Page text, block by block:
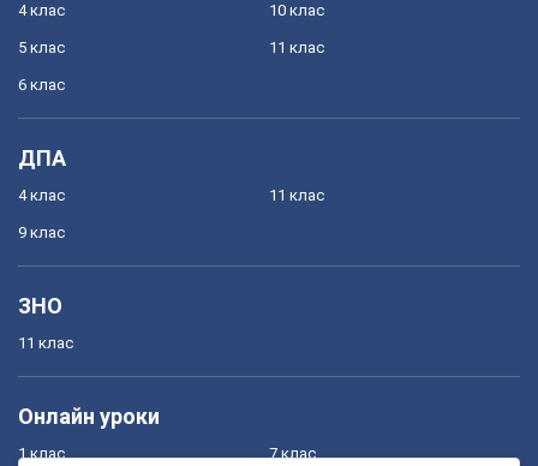
4 клас
5 клас
6 клас
10 клас
11 клас
ДПА
4 клас
9 клас
11 клас
ЗНО
11 клас
Онлайн уроки
1 клас 7 клас